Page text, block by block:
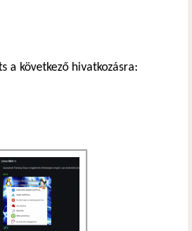
a következő hivatkozásra: